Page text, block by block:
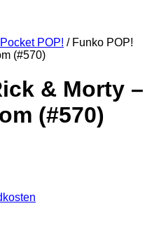
POP! / Funko POP!
(#570)
& Morty –
(#570)